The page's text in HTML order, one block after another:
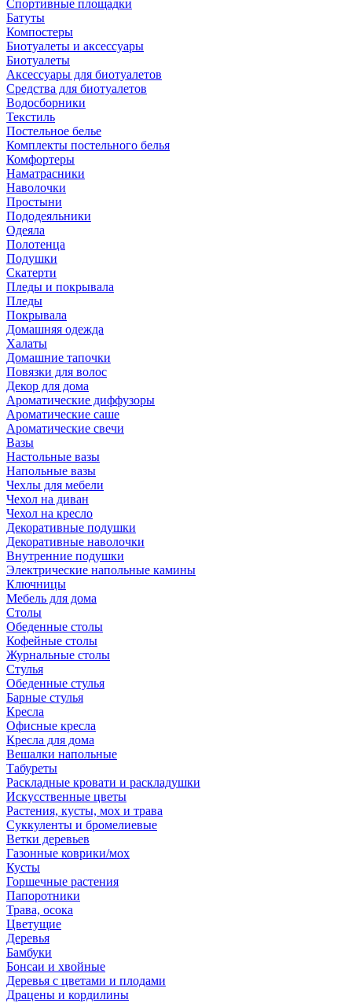
Спортивные площадки
Батуты
Компостеры
Биотуалеты и аксессуары
Биотуалеты
Аксессуары для биотуалетов
Средства для биотуалетов
Водосборники
Текстиль
Постельное белье
Комплекты постельного белья
Комфортеры
Наматрасники
Наволочки
Простыни
Пододеяльники
Одеяла
Полотенца
Подушки
Скатерти
Пледы и покрывала
Пледы
Покрывала
Домашняя одежда
Халаты
Домашние тапочки
Повязки для волос
Декор для дома
Ароматические диффузоры
Ароматические саше
Ароматические свечи
Вазы
Настольные вазы
Напольные вазы
Чехлы для мебели
Чехол на диван
Чехол на кресло
Декоративные подушки
Декоративные наволочки
Внутренние подушки
Электрические напольные камины
Ключницы
Мебель для дома
Столы
Обеденные столы
Кофейные столы
Журнальные столы
Стулья
Обеденные стулья
Барные стулья
Кресла
Офисные кресла
Кресла для дома
Вешалки напольные
Табуреты
Раскладные кровати и раскладушки
Искусственные цветы
Растения, кусты, мох и трава
Суккуленты и бромелиевые
Ветки деревьев
Газонные коврики/мох
Кусты
Горшечные растения
Папоротники
Трава, осока
Цветущие
Деревья
Бамбуки
Бонсаи и хвойные
Деревья с цветами и плодами
Драцены и кордилины